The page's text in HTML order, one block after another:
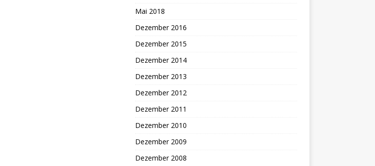
Mai 2018
Dezember 2016
Dezember 2015
Dezember 2014
Dezember 2013
Dezember 2012
Dezember 2011
Dezember 2010
Dezember 2009
Dezember 2008